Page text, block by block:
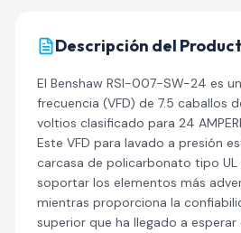
Descripción del
El Benshaw RSI-007-SW-24 es
frecuencia (VFD) de 7.5 caballos
voltios clasificado para 24
Este VFD para lavado a presión
carcasa de policarbonato tipo UL
soportar los elementos más
mientras proporciona la
superior que ha llegado a